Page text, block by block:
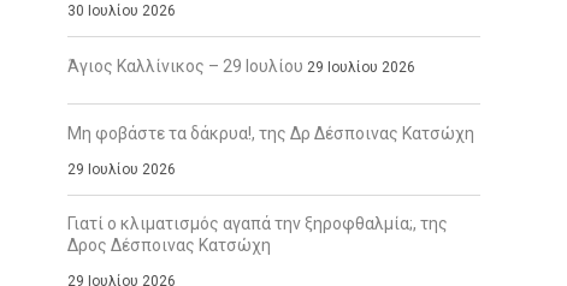
30 Ιουλίου 2026
Άγιος Καλλίνικος – 29 Ιουλίου 29 Ιουλίου 2026
Μη φοβάστε τα δάκρυα!, της Δρ Δέσποινας Κατσώχη
29 Ιουλίου 2026
Γιατί ο κλιματισμός αγαπά την ξηροφθαλμία;, της
Δρος Δέσποινας Κατσώχη
29 Ιουλίου 2026